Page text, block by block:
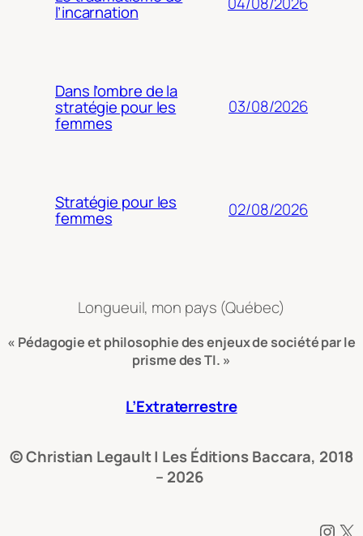
l’incarnation
Dans l’ombre de la
stratégie pour les
femmes
03/08/2026
Stratégie pour les
femmes 02/08/2026
Longueuil, mon pays (Québec)
« Pédagogie et philosophie des enjeux de société par le
prisme des TI. »
L’Extraterrestre
© Christian Legault | Les Éditions Baccara, 2018
– 2026
Instagram X